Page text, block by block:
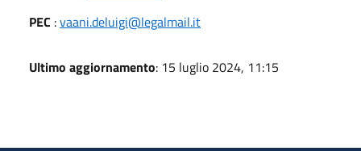
PEC :vaani.deluigi@legalmail.it
Ultimo aggiornamento: 15 luglio 2024, 11:15